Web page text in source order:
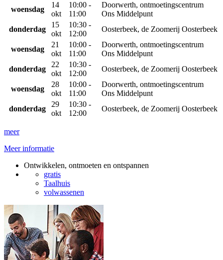
woensdag
14
okt
10:00 -
11:00
Doorwerth, ontmoetingscentrum
Ons Middelpunt
donderdag
15
okt
10:30 -
12:00
Oosterbeek, de Zoomerij Oosterbeek
woensdag
21
okt
10:00 -
11:00
Doorwerth, ontmoetingscentrum
Ons Middelpunt
donderdag
22
okt
10:30 -
12:00
Oosterbeek, de Zoomerij Oosterbeek
woensdag
28
okt
10:00 -
11:00
Doorwerth, ontmoetingscentrum
Ons Middelpunt
donderdag
29
okt
10:30 -
12:00
Oosterbeek, de Zoomerij Oosterbeek
meer
Meer informatie
Ontwikkelen, ontmoeten en ontspannen
gratis
Taalhuis
volwassenen